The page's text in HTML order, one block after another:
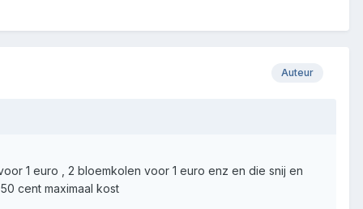
Auteur
1 euro , 2 bloemkolen voor 1 euro enz en die snij en
cent maximaal kost